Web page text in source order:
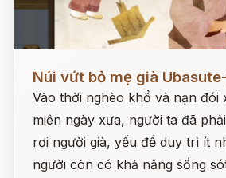
Núi vứt bỏ mẹ già
Vào thời nghèo khổ và nạn đói
miên ngày xưa, người ta đã
rơi người già, yếu để duy trì ít
người còn có khả năng sống